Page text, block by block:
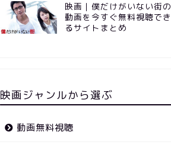
映画｜僕だけがいない街の
動画を今すぐ無料視聴でき
るサイトまとめ
映画ジャンルから選ぶ
動画無料視聴